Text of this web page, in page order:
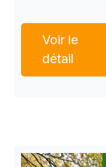
Voir le
détail